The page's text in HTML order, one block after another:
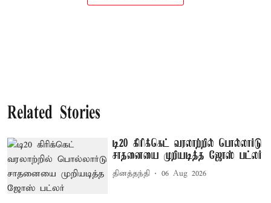
Related Stories
டி20 கிரிக்கெட் வரலாற்றில் பொல்லார்டு
சாதனையை முறியடித்த ஜோஸ் பட்லர்
தினத்தந்தி 06 Aug 2026